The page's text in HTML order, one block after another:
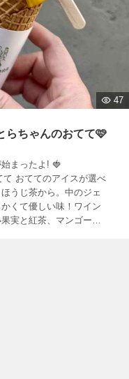
47
らちゃんのおてて🩷
まったよ! 🍓
おててのアイスが選べ
うじ茶から。中のジェ
くて優しい味！ワイン
実と紅茶、マンゴーと